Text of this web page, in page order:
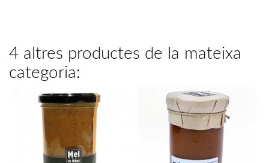
4 altres productes de la mateixa
categoria: